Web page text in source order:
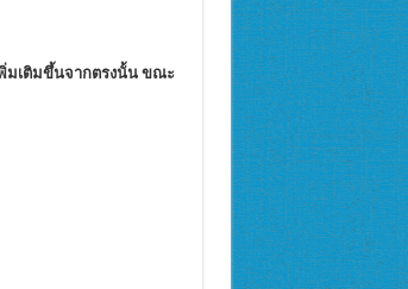
มเติมขึ้นจากตรงนั้น ขณะ